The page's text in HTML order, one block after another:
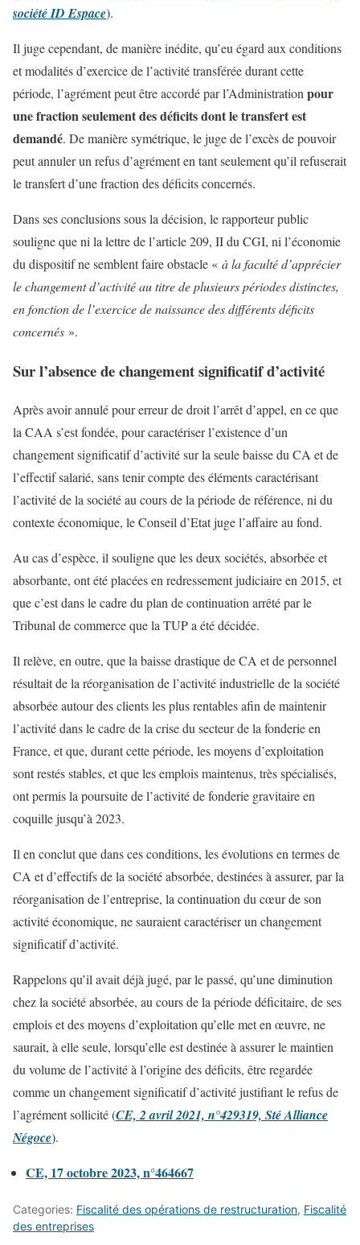
société ID Espace).
Il juge cependant, de manière inédite, qu’eu égard aux conditions
et modalités d’exercice de l’activité transférée durant cette
période, l’agrément peut être accordé par l’Administration pour
une fraction seulement des déficits dont le transfert est
demandé. De manière symétrique, le juge de l’excès de pouvoir
peut annuler un refus d’agrément en tant seulement qu’il refuserait
le transfert d’une fraction des déficits concernés.
Dans ses conclusions sous la décision, le rapporteur public
souligne que ni la lettre de l’article 209, II du CGI, ni l’économie
du dispositif ne semblent faire obstacle « à la faculté d’apprécier
le changement d’activité au titre de plusieurs périodes distinctes,
en fonction de l’exercice de naissance des différents déficits
concernés ».
Sur l’absence de changement significatif d’activité
Après avoir annulé pour erreur de droit l’arrêt d’appel, en ce que
la CAA s’est fondée, pour caractériser l’existence d’un
changement significatif d’activité sur la seule baisse du CA et de
l’effectif salarié, sans tenir compte des éléments caractérisant
l’activité de la société au cours de la période de référence, ni du
contexte économique, le Conseil d’Etat juge l’affaire au fond.
Au cas d’espèce, il souligne que les deux sociétés, absorbée et
absorbante, ont été placées en redressement judiciaire en 2015, et
que c’est dans le cadre du plan de continuation arrêté par le
Tribunal de commerce que la TUP a été décidée.
Il relève, en outre, que la baisse drastique de CA et de personnel
résultait de la réorganisation de l’activité industrielle de la société
absorbée autour des clients les plus rentables afin de maintenir
l’activité dans le cadre de la crise du secteur de la fonderie en
France, et que, durant cette période, les moyens d’exploitation
sont restés stables, et que les emplois maintenus, très spécialisés,
ont permis la poursuite de l’activité de fonderie gravitaire en
coquille jusqu’à 2023.
Il en conclut que dans ces conditions, les évolutions en termes de
CA et d’effectifs de la société absorbée, destinées à assurer, par la
réorganisation de l’entreprise, la continuation du cœur de son
activité économique, ne sauraient caractériser un changement
significatif d’activité.
Rappelons qu’il avait déjà jugé, par le passé, qu’une diminution
chez la société absorbée, au cours de la période déficitaire, de ses
emplois et des moyens d’exploitation qu’elle met en œuvre, ne
saurait, à elle seule, lorsqu’elle est destinée à assurer le maintien
du volume de l’activité à l’origine des déficits, être regardée
comme un changement significatif d’activité justifiant le refus de
l’agrément sollicité (CE, 2 avril 2021, n°429319, Sté Alliance
Négoce).
CE, 17 octobre 2023, n°464667
Categories: Fiscalité des opérations de restructuration, Fiscalité
des entreprises